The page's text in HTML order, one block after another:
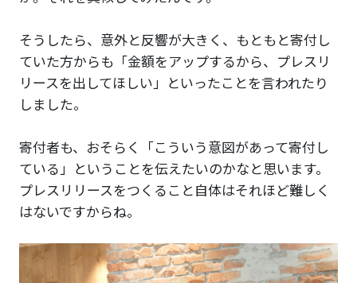
そうしたら、意外と反響が大きく、もともと寄付し
ていた方からも「金額をアップするから、プレスリ
リースを出してほしい」といったことを言われたり
しました。
寄付者も、おそらく「こういう意図があって寄付し
ている」ということを伝えたいのかなと思います。
プレスリリースをつくること自体はそれほど難しく
はないですからね。